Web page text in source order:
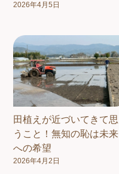
2026年4月5日
田植えが近づいてきて思
うこと！無知の恥は未来
への希望
2026年4月2日